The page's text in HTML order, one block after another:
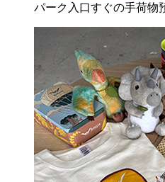
パーク入口すぐの手荷物